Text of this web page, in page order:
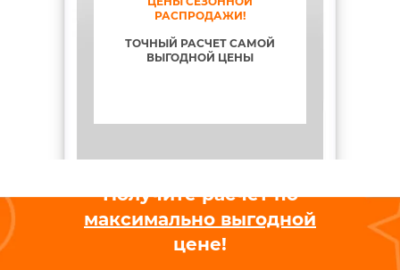
Получите расчет по
максимально выгодной
цене!
РАСПРОДАЖИ!
ТОЧНЫЙ РАСЧЕТ САМОЙ
ВЫГОДНОЙ ЦЕНЫ